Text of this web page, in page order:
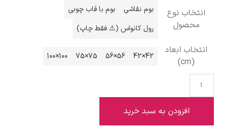
ادوارد هاپر
انتخاب نوع
محصول
بوم نقاشی
بوم با قاب چوبی
رول کانواس (⚠️ فقط چاپ)
انتخاب ابعاد
42×42
56×56
75×75
100×100
افزودن به سبد خرید